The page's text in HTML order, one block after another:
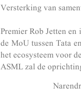
Versterking van
Premier Rob Jetten
de MoU tussen Tata
het ecosysteem voor
ASML zal de